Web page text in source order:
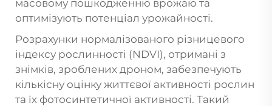
масовому пошкодженню врожаю та
оптимізують потенціал урожайності.
Розрахунки нормалізованого різницевого
індексу рослинності (NDVI), отримані з
знімків, зроблених дроном, забезпечують
кількісну оцінку життєвої активності рослин
та їх фотосинтетичної активності. Такий